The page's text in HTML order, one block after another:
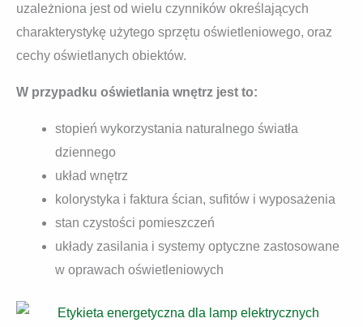
uzależniona jest od wielu czynników określających
charakterystykę użytego sprzętu oświetleniowego, oraz
cechy oświetlanych obiektów.
W przypadku oświetlania wnętrz jest to:
stopień wykorzystania naturalnego światła
dziennego
układ wnętrz
kolorystyka i faktura ścian, sufitów i wyposażenia
stan czystości pomieszczeń
układy zasilania i systemy optyczne zastosowane
w oprawach oświetleniowych